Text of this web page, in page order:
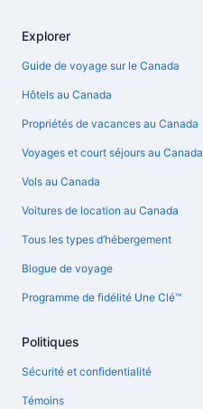
Explorer
Guide de voyage sur le Canada
Hôtels au Canada
Propriétés de vacances au Canada
Voyages et court séjours au Canada
Vols au Canada
Voitures de location au Canada
Tous les types d’hébergement
Blogue de voyage
Programme de fidélité Une Clé™
Politiques
Sécurité et confidentialité
Témoins